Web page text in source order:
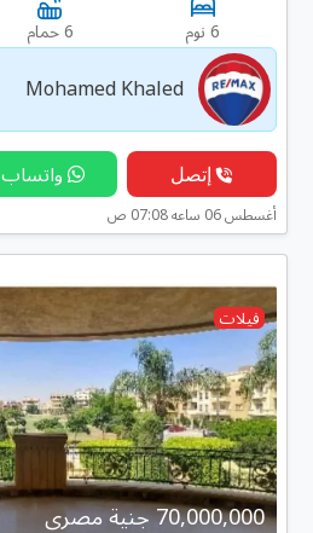
6 نوم 6 حمام
Mohamed Khaled
إتصل واتساب
أغسطس 06 ساعه 07:08 ص
فيلات
70,000,000 جنية مصرى